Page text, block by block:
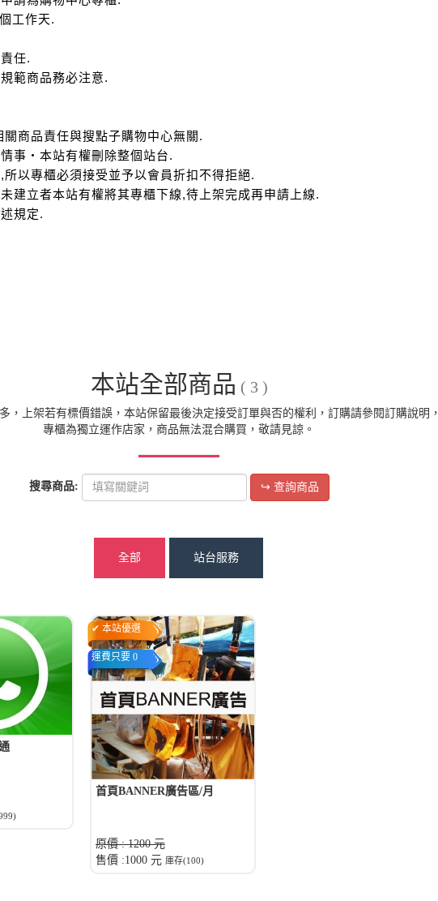
本站全部商品 ( 3 )
，上架若有標價錯誤，本站保留最後決定接受訂單與否的權利，訂購請參閱訂購說明，
專櫃為獨立運作店家，商品無法混合購買，敬請見諒。
搜尋商品: ↪ 查詢商品
全部 站台服務
首頁BANNER廣告區/月
原價 : 1200 元
售價 :1000 元 庫存(100)
✔ 本站優選
運費只要 0